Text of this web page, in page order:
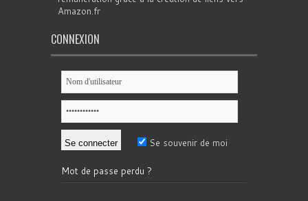
Amazon.fr
CONNEXION
Se souvenir de moi
Mot de passe perdu ?